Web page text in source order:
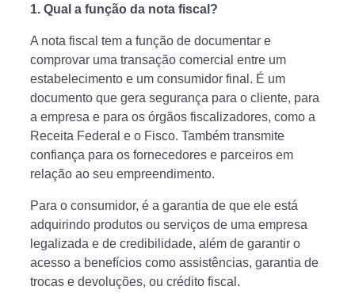
1. Qual a função da nota fiscal?
A nota fiscal tem a função de documentar e
comprovar uma transação comercial entre um
estabelecimento e um consumidor final. É um
documento que gera segurança para o cliente, para
a empresa e para os órgãos fiscalizadores, como a
Receita Federal e o Fisco. Também transmite
confiança para os fornecedores e parceiros em
relação ao seu empreendimento.
Para o consumidor, é a garantia de que ele está
adquirindo produtos ou serviços de uma empresa
legalizada e de credibilidade, além de garantir o
acesso a benefícios como assistências, garantia de
trocas e devoluções, ou crédito fiscal.